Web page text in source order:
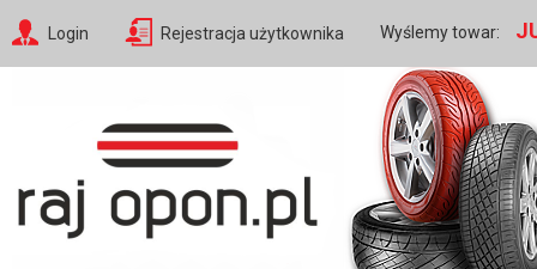
Login Rejestracja użytkownika Wyślemy towar: